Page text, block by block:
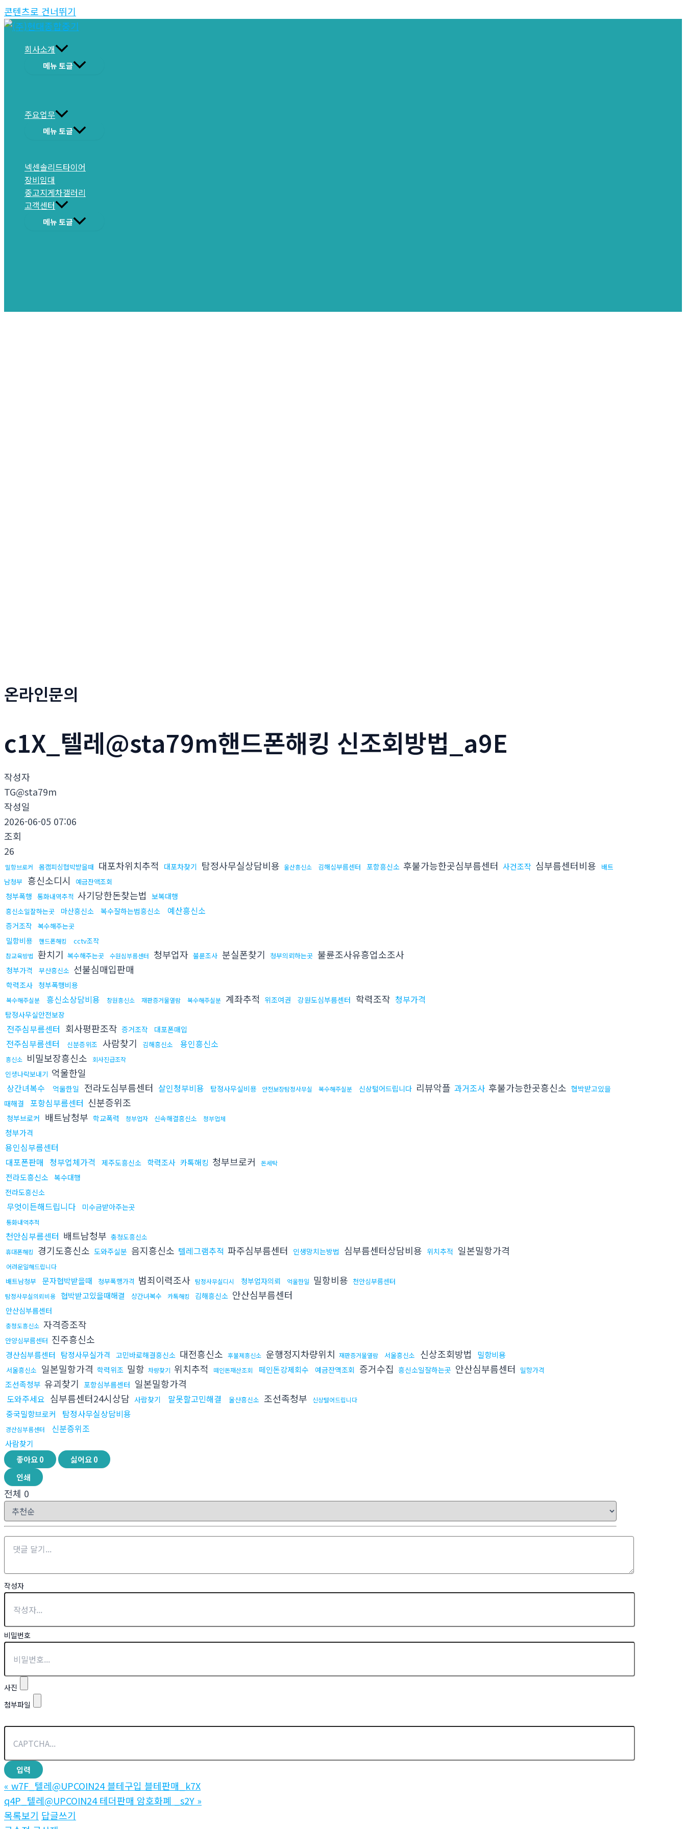
콘텐츠로 건너뛰기
회사소개
메뉴 토글
주요업무
메뉴 토글
넥센솔리드타이어
장비임대
중고지게차갤러리
고객센터
메뉴 토글
온라인문의
c1X_텔레@sta79m핸드폰해킹 신조회방법_a9E
작성자
TG@sta79m
작성일
2026-06-05 07:06
조회
26
밀항브로커 몸캠피싱협박받을때 대포차위치추적 대포차찾기 탐정사무실상담비용 울산흥신소 김해심부름센터 포항흥신소 후불가능한곳심부름센터 사건조작 심부름센터비용
배트
남청부
흥신소디시 예금잔액조회
청부폭행 통화내역추적 사기당한돈찾는법 보복대행
흥신소일잘하는곳 마산흥신소 복수잘하는법흥신소 예산흥신소
증거조작 복수해주는곳
밀항비용 핸드폰해킹 cctv조작
참교육방법 환치기 복수해주는곳 수원심부름센터 청부업자 불륜조사 분실폰찾기 청부의뢰하는곳 불륜조사유흥업소조사
청부가격 부산흥신소 선불심매입판매
학력조사 청부폭행비용
복수해주실분 흥신소상담비용 창원흥신소 재판증거물열람 복수해주실분 계좌추적 위조여권 강원도심부름센터 학력조작 청부가격
탐정사무실안전보장
전주심부름센터 회사평판조작 증거조작 대포폰매입
전주심부름센터 신분증위조 사람찾기 김해흥신소 용인흥신소
흥신소 비밀보장흥신소 회사진급조작
인생나락보내기 억울한일
상간녀복수 억울한일 전라도심부름센터 살인청부비용 탐정사무실비용 안전보장탐정사무실 복수해주실분 신상털어드립니다 리뷰악플 과거조사 후불가능한곳흥신소 협박받고있을
때해결
포항심부름센터 신분증위조
청부브로커 배트남청부 학교폭력 청부업자 신속해결흥신소 청부업체
청부가격
용인심부름센터
대포폰판매 청부업체가격 제주도흥신소 학력조사 카톡해킹 청부브로커 돈세탁
전라도흥신소 복수대행
전라도흥신소
무엇이든해드립니다 미수금받아주는곳
통화내역추적
천안심부름센터 배트남청부 충청도흥신소
휴대폰해킹 경기도흥신소 도와주실분 음지흥신소 텔레그램추적 파주심부름센터 인생망치는방법 심부름센터상담비용 위치추적 일본밀항가격
어려운일해드립니다
배트남청부 문자협박받을때 청부폭행가격 범죄이력조사 탐정사무실디시 청부업자의뢰 억울한일 밀항비용 천안심부름센터
탐정사무실의뢰비용 협박받고있을때해결 상간녀복수 카톡해킹 김해흥신소 안산심부름센터
안산심부름센터
충청도흥신소 자격증조작
안양심부름센터 진주흥신소
경산심부름센터 탐정사무실가격 고민바로해결흥신소 대전흥신소 후불제흥신소 운행정지차량위치 재판증거물열람 서울흥신소 신상조회방법 밀항비용
서울흥신소 일본밀항가격 학력위조 밀항 차량찾기 위치추적 떼인돈재산조회 떼인돈강제회수 예금잔액조회 증거수집 흥신소일잘하는곳 안산심부름센터 밀항가격
조선족청부 유괴찾기 포항심부름센터 일본밀항가격
도와주세요 심부름센터24시상담 사람찾기 말못할고민해결 울산흥신소 조선족청부 신상털어드립니다
중국밀항브로커 탐정사무실상담비용
경산심부름센터 신분증위조
사람찾기
좋아요0 싫어요0
인쇄
전체 0
작성자
비밀번호
사진
첨부파일
« w7F_텔레@UPCOIN24 블테구입 블테판매_k7X
q4P_텔레@UPCOIN24 테더판매 암호화폐 _s2Y »
목록보기 답글쓰기